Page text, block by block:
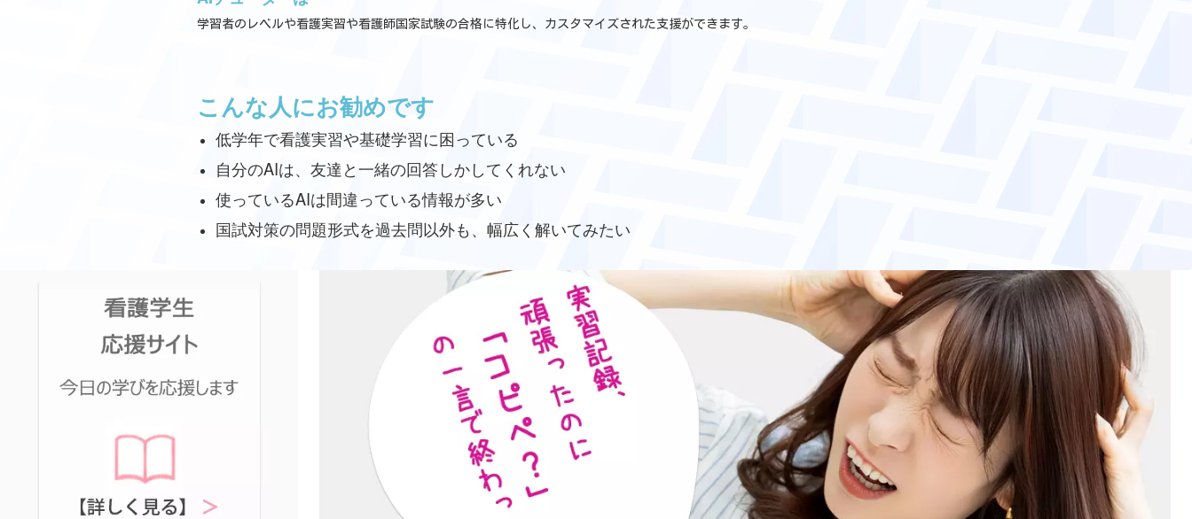
学習者のレベルや看護実習や看護師国家試験の合格に特化し、カスタマイズされた支援ができます。
こんな人にお勧めです
低学年で看護実習や基礎学習に困っている
自分のAIは、友達と一緒の回答しかしてくれない
使っているAIは間違っている情報が多い
国試対策の問題形式を過去問以外も、幅広く解いてみたい